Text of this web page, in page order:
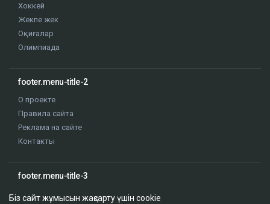
Хоккей
Жекпе жек
Оқиғалар
Олимпиада
footer.menu-title-2
О проекте
Правила сайта
Реклама на сайте
Контакты
footer.menu-title-3
Біз сайт жұмысын жақсарту үшін cookie